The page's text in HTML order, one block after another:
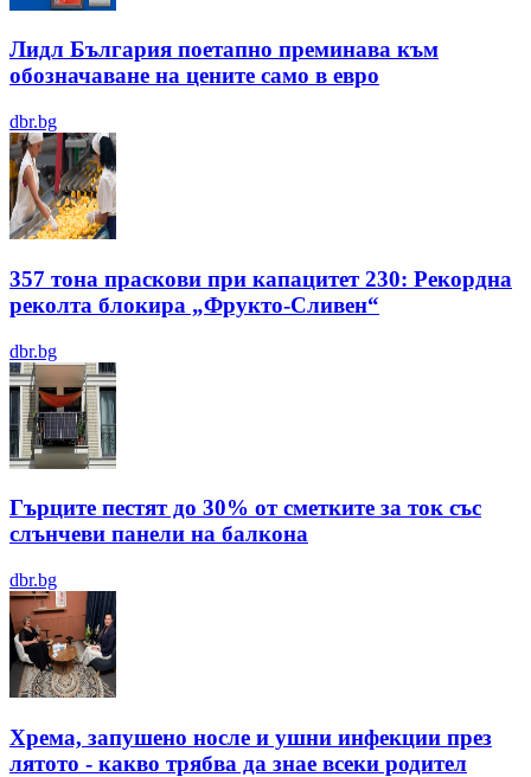
Лидл България поетапно преминава към
обозначаване на цените само в евро
dbr.bg
357 тона праскови при капацитет 230: Рекордна
реколта блокира „Фрукто-Сливен“
dbr.bg
Гърците пестят до 30% от сметките за ток със
слънчеви панели на балкона
dbr.bg
Хрема, запушено носле и ушни инфекции през
лятотo - какво трябва да знае всеки родител